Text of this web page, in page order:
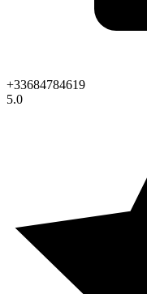
+33684784619
5.0